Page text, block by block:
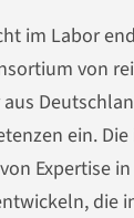
im Labor
von
ein.
Expertise
die